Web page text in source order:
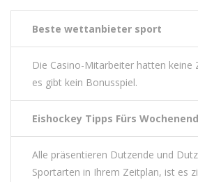
Beste wettanbieter sport
Die Casino-Mitarbeiter hatten keine
es gibt kein Bonusspiel.
Eishockey Tipps Fürs
Alle präsentieren Dutzende und
Sportarten in Ihrem Zeitplan, ist es